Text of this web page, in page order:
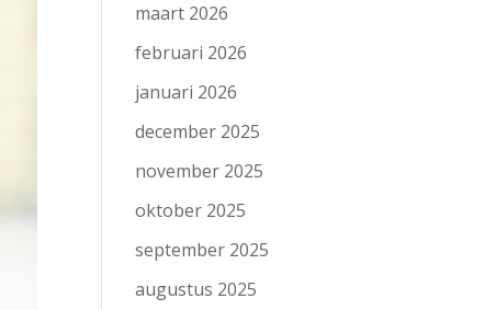
maart 2026
februari 2026
januari 2026
december 2025
november 2025
oktober 2025
september 2025
augustus 2025